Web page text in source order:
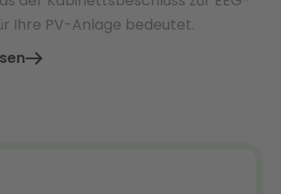
Ihre PV-Anlage bedeutet.